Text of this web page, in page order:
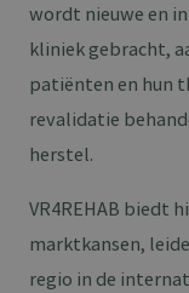
wordt nieuwe en
kliniek gebracht,
patiënten en hun
revalidatie
herstel.
VR4REHAB biedt
marktkansen,
regio in de